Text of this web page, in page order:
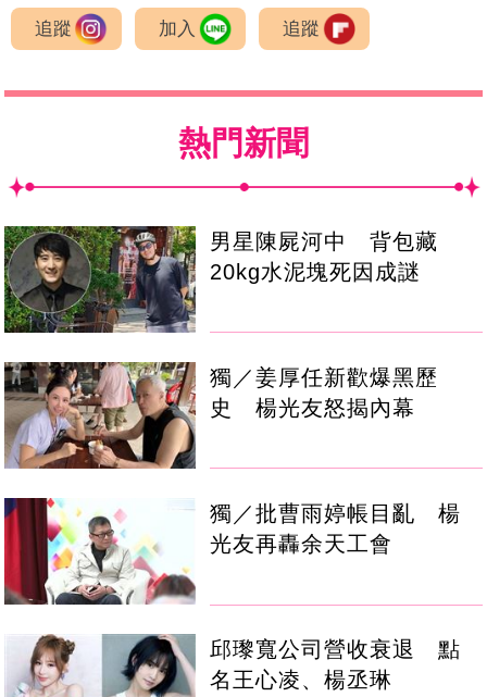
追蹤 加入 追蹤
熱門新聞
男星陳屍河中 背包藏
20kg水泥塊死因成謎
獨／姜厚任新歡爆黑歷
史 楊光友怒揭內幕
獨／批曹雨婷帳目亂 楊
光友再轟余天工會
邱瓈寬公司營收衰退 點
名王心凌、楊丞琳